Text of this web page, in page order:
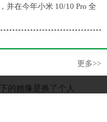
并在今年小米 10/10 Pro 全
更多>>